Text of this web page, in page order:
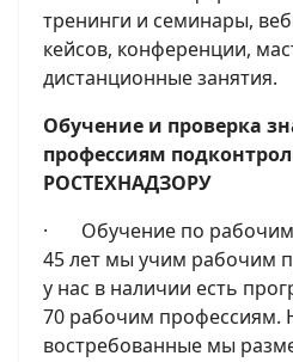
тренинги и семинары,
кейсов, конференции,
дистанционные занятия.
Обучение и проверка
профессиям
РОСТЕХНАДЗОРУ
· Обучение по рабочим
45 лет мы учим рабочим
у нас в наличии есть
70 рабочим профессиям.
востребованные мы